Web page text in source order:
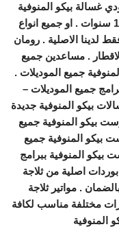
غسالة بيكو المنوفية
فول اوتوماتيك معالج ضد الصدأ بضمان 10 سنوات . او جميع انواع
لدينا الاصلية . رومان
. مساعدين جميع
جميع الموديلات .
جميع الموديلات –
بيكو المنوفية جديدة
بيكو المنوفية جميع
بيكو المنوفية جميع
بيكو المنوفية ببرامج
اصلية من ثلاجة
. مواتير ثلاجة
مختلفة مناسب لكافة
المنوفية